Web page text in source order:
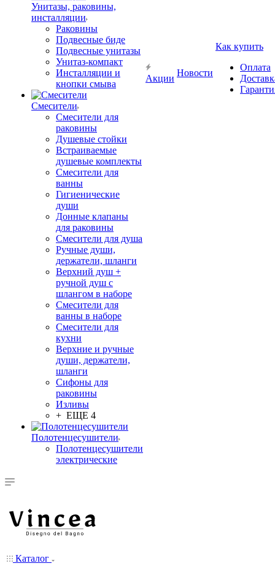
Унитазы, раковины,
инсталляции
Раковины
Подвесные биде
Подвесные унитазы
Унитаз-компакт
Инсталляции и
кнопки смыва
Смесители
Смесители для
раковины
Душевые стойки
Встраиваемые
душевые комплекты
Смесители для
ванны
Гигиенические
души
Донные клапаны
для раковины
Смесители для душа
Ручные души,
держатели, шланги
Верхний душ +
ручной душ с
шлангом в наборе
Смесители для
ванны в наборе
Смесители для
кухни
Верхние и ручные
души, держатели,
шланги
Сифоны для
раковины
Изливы
+ ЕЩЕ 4
Полотенцесушители
Полотенцесушители
электрические
Акции
Новости
Как купить
Оплата
Каталог